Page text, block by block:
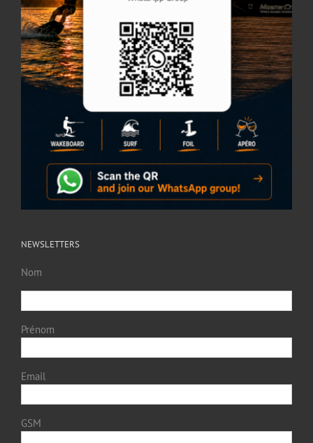
NEWSLETTERS
Nom
Prénom
Email
GSM